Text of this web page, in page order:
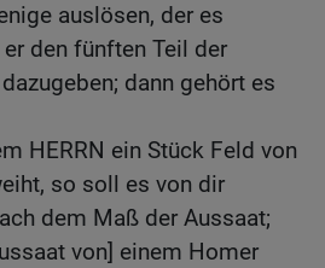
auslösen, der es
den fünften Teil der
dann gehört es
HERRN ein Stück Feld von
so soll es von dir
dem Maß der Aussaat;
von] einem Homer